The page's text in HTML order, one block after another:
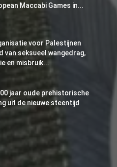
Maccabi Games in...
voor Palestijnen
van seksueel wangedrag,
en misbruik...
jaar oude prehistorische
uit de nieuwe steentijd